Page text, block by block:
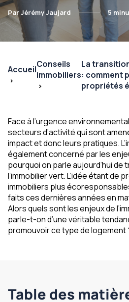
Par Jérémy Jaujard 5
AccueilConseils
immobiliers
La
: comment
propriétés
Face à l’urgence
secteurs d’activité qui sont
impact et donc leurs pratiques.
également concerné par les
pourquoi on parle aujourd’hui de
l’immobilier vert. L’idée étant de
immobiliers plus
faits ces dernières années en
Alors quels sont les enjeux de
parle-t-on d’une véritable
promouvoir ce type de logement
Table des